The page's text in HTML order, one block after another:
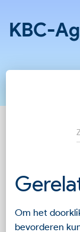
KBC-
Om het
bevorderen